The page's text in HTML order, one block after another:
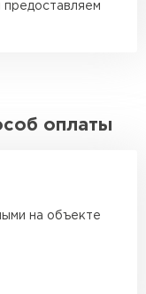
предоставляем
оплаты
на объекте